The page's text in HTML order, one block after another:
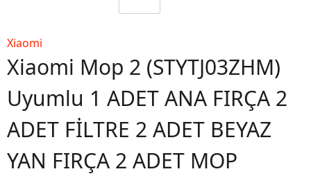
Xiaomi
Xiaomi Mop 2 (STYTJ03ZHM)
Uyumlu 1 ADET ANA FIRÇA 2
ADET FİLTRE 2 ADET BEYAZ
YAN FIRÇA 2 ADET MOP